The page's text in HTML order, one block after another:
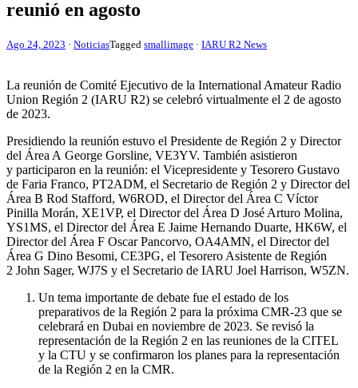
reunió en agosto
Ago 24, 2023 · NoticiasTagged smallimage · IARU R2 News
La reunión de Comité Ejecutivo de la International Amateur Radio
Union Región 2 (IARU R2) se celebró virtualmente el 2 de agosto
de 2023.
Presidiendo la reunión estuvo el Presidente de Región 2 y Director
del Área A George Gorsline, VE3YV. También asistieron
y participaron en la reunión: el Vicepresidente y Tesorero Gustavo
de Faria Franco, PT2ADM, el Secretario de Región 2 y Director del
Área B Rod Stafford, W6ROD, el Director del Área C Víctor
Pinilla Morán, XE1VP, el Director del Área D José Arturo Molina,
YS1MS, el Director del Área E Jaime Hernando Duarte, HK6W, el
Director del Área F Oscar Pancorvo, OA4AMN, el Director del
Área G Dino Besomi, CE3PG, el Tesorero Asistente de Región
2 John Sager, WJ7S y el Secretario de IARU Joel Harrison, W5ZN.
Un tema importante de debate fue el estado de los
preparativos de la Región 2 para la próxima CMR-23 que se
celebrará en Dubai en noviembre de 2023. Se revisó la
representación de la Región 2 en las reuniones de la CITEL
y la CTU y se confirmaron los planes para la representación
de la Región 2 en la CMR.